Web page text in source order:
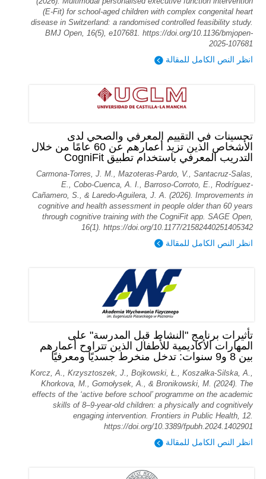
(E-Fit) for school-aged children with complex congenital heart
disease in Switzerland: a randomised controlled feasibility study.
BMJ Open, 16(5), e107681. https://doi.org/10.1136/bmjopen-
2025-107681
انظر النص الكامل للمقالة
تحسينات في التقييم المعرفي والصحي لدى
الأشخاص الذين تزيد أعمارهم عن 60 عامًا من خلال
التدريب المعرفي باستخدام تطبيق CogniFit
Carmona-Torres, J. M., Mazoteras-Pardo, V., Santacruz-Salas,
E., Cobo-Cuenca, A. I., Barroso-Corroto, E., Rodríguez-
Cañamero, S., & Laredo-Aguilera, J. A. (2026). Improvements in
cognitive and health assessment in people older than 60 years
through cognitive training with the CogniFit app. SAGE Open,
16(1). https://doi.org/10.1177/21582440251405342
انظر النص الكامل للمقالة
تأثيرات برنامج "النشاط قبل المدرسة" على
المهارات الأكاديمية للأطفال الذين تتراوح أعمارهم
بين 8 و9 سنوات: تدخل منخرط جسديًا ومعرفيًا
Korcz, A., Krzysztoszek, J., Bojkowski, Ł., Koszałka-Silska, A.,
Khorkova, M., Gomołysek, A., & Bronikowski, M. (2024). The
effects of the ‘active before school’ programme on the academic
skills of 8–9-year-old children: a physically and cognitively
engaging intervention. Frontiers in Public Health, 12.
https://doi.org/10.3389/fpubh.2024.1402901
انظر النص الكامل للمقالة